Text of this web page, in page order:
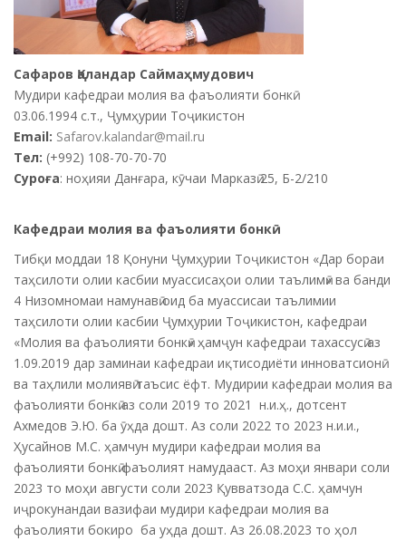
Сафаров Қаландар Саймаҳмудович
Мудири кафедраи молия ва фаъолияти бонкӣ
03.06.1994 с.т., Ҷумҳурии Тоҷикистон
Email: Safarov.kalandar@mail.ru
Тел: (+992) 108-70-70-70
Суроға: ноҳияи Данғара, кӯчаи Марказӣ 25, Б-2/210
Кафедраи молия ва фаъолияти бонкӣ
Тибқи моддаи 18 Қонуни Ҷумҳурии Тоҷикистон «Дар бораи
таҳсилоти олии касбии муассисаҳои олии таълимӣ» ва банди
4 Низомномаи намунавӣ оид ба муассисаи таълимии
таҳсилоти олии касбии Ҷумҳурии Тоҷикистон, кафедраи
«Молия ва фаъолияти бонкӣ» ҳамҷун кафедраи тахассусӣ аз
1.09.2019 дар заминаи кафедраи иқтисодиёти инноватсионӣ
ва таҳлили молиявӣ таъсис ёфт. Мудирии кафедраи молия ва
фаъолияти бонкӣ аз соли 2019 то 2021 н.и.ҳ., дотсент
Ахмедов Э.Ю. ба ӯҳда дошт. Аз соли 2022 то 2023 н.и.и.,
Ҳусайнов М.С. ҳамчун мудири кафедраи молия ва
фаъолияти бонкӣ фаъолият намудааст. Аз моҳи январи соли
2023 то моҳи августи соли 2023 Қувватзода С.С. ҳамчун
иҷрокунандаи вазифаи мудири кафедраи молия ва
фаъолияти бокиро ба уҳда дошт. Аз 26.08.2023 то ҳол